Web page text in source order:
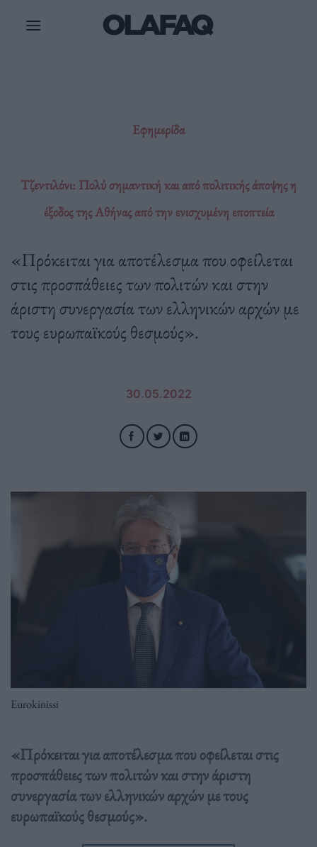
Εφημερίδα
Τζεντιλόνι: Πολύ σημαντική και από πολιτικής άποψης η
έξοδος της Αθήνας από την ενισχυμένη εποπτεία
«Πρόκειται για αποτέλεσμα που οφείλεται
στις προσπάθειες των πολιτών και στην
άριστη συνεργασία των ελληνικών αρχών με
τους ευρωπαϊκούς θεσμούς».
30.05.2022
Eurokinissi
«Πρόκειται για αποτέλεσμα που οφείλεται στις
προσπάθειες των πολιτών και στην άριστη
συνεργασία των ελληνικών αρχών με τους
ευρωπαϊκούς θεσμούς».